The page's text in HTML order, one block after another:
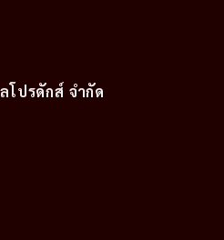
โปรดักส์ จำกัด